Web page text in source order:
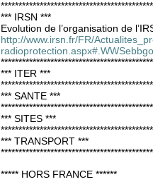
*** IRSN ***
Evolution de l’organisation de
http://www.irsn.fr/FR/
*** ITER ***
*** SANTE ***
*** SITES ***
*** TRANSPORT ***
***** HORS FRANCE ******